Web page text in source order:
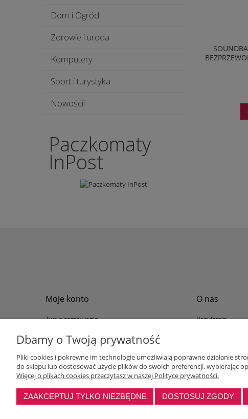
Dom i Ogród
Zdrowie i uroda
Komputery
Sport i turystyka
Nowości!
Paczkomaty
InPost
Moje konto
Twoje zamówienia
Ustawienia konta
O nas
Regulamin
Polityka
Program
Dbamy o Twoją prywatność
Pliki cookies i pokrewne im technologie umożliwiają poprawne działanie
do sklepu lub dostosować użycie plików do swoich preferencji, wybierając
Więcej o plikach cookies przeczytasz w naszej Polityce prywatności.
ZAAKCEPTUJ TYLKO NIEZBĘDNE DOSTOSUJ ZGODY